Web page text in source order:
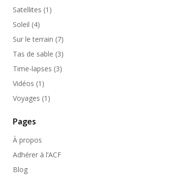
Satellites (1)
Soleil (4)
Sur le terrain (7)
Tas de sable (3)
Time-lapses (3)
Vidéos (1)
Voyages (1)
Pages
À propos
Adhérer à l’ACF
Blog